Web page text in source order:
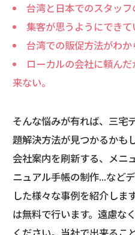
台湾と日本でのスタッフ
集客が思うようにできて
台湾での販促方法がわか
ローカルの会社に頼ん
来ない。
そんな悩みが有れば、三宅
題解決方法が見つかるかも
会社案内を刷新する、メニ
ニュアル手帳の制作...など
した様々な事例を紹介します
は無料で行います。遠慮な